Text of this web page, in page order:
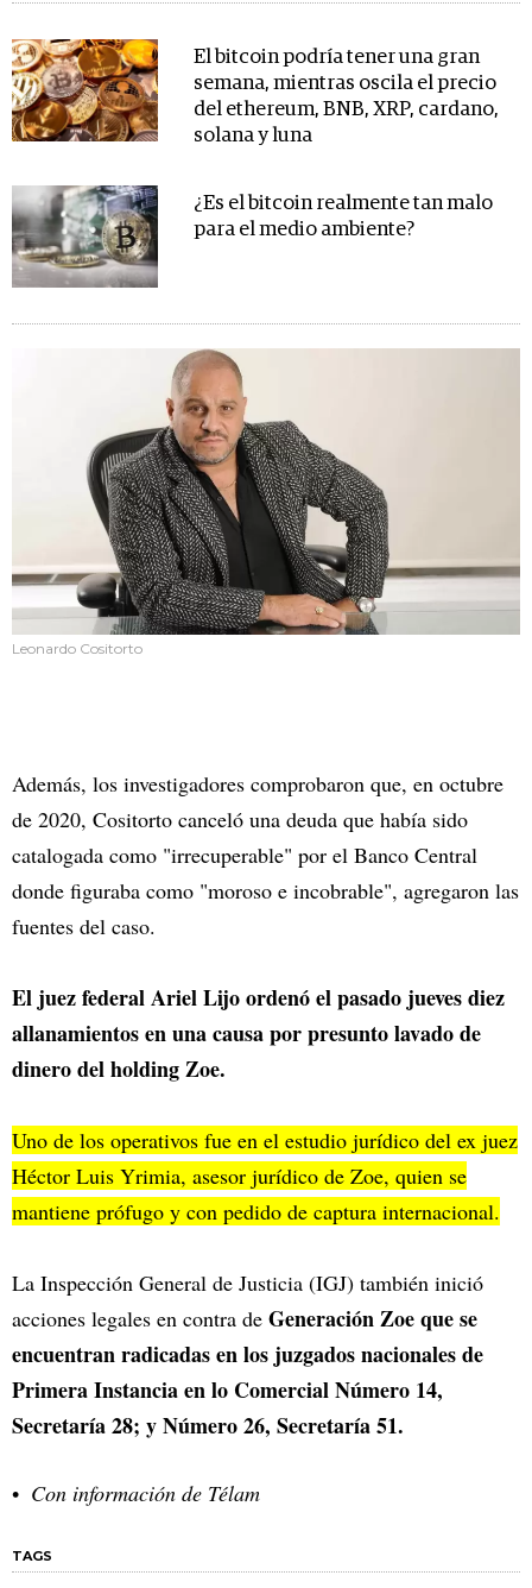
El bitcoin podría tener una gran
semana, mientras oscila el precio
del ethereum, BNB, XRP, cardano,
solana y luna
¿Es el bitcoin realmente tan malo
para el medio ambiente?
Leonardo Cositorto
Además, los investigadores comprobaron que, en octubre
de 2020, Cositorto canceló una deuda que había sido
catalogada como "irrecuperable" por el Banco Central
donde figuraba como "moroso e incobrable", agregaron las
fuentes del caso.
El juez federal Ariel Lijo ordenó el pasado jueves diez
allanamientos en una causa por presunto lavado de
dinero del holding Zoe.
Uno de los operativos fue en el estudio jurídico del ex juez
Héctor Luis Yrimia, asesor jurídico de Zoe, quien se
mantiene prófugo y con pedido de captura internacional.
La Inspección General de Justicia (IGJ) también inició
acciones legales en contra de Generación Zoe que se
encuentran radicadas en los juzgados nacionales de
Primera Instancia en lo Comercial Número 14,
Secretaría 28; y Número 26, Secretaría 51.
Con información de Télam
TAGS